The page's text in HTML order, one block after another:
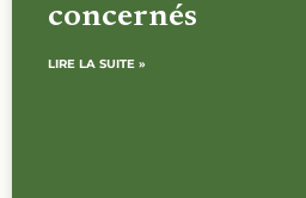
concernés
LIRE LA SUITE »